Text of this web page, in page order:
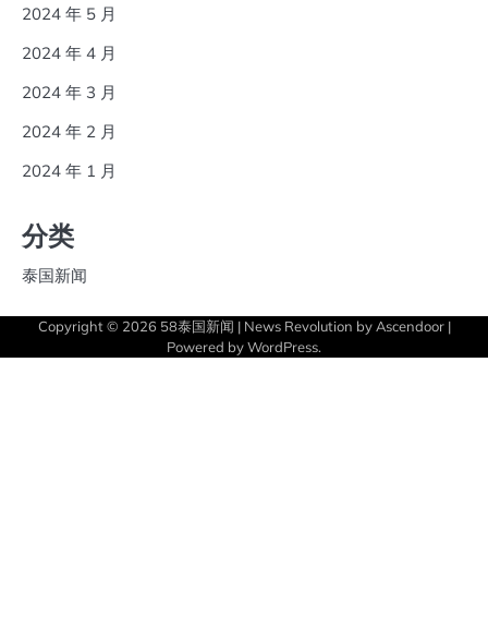
2024 年 5 月
2024 年 4 月
2024 年 3 月
2024 年 2 月
2024 年 1 月
分类
泰国新闻
Copyright © 2026 58泰国新闻 | News Revolution by Ascendoor|
Powered byWordPress.